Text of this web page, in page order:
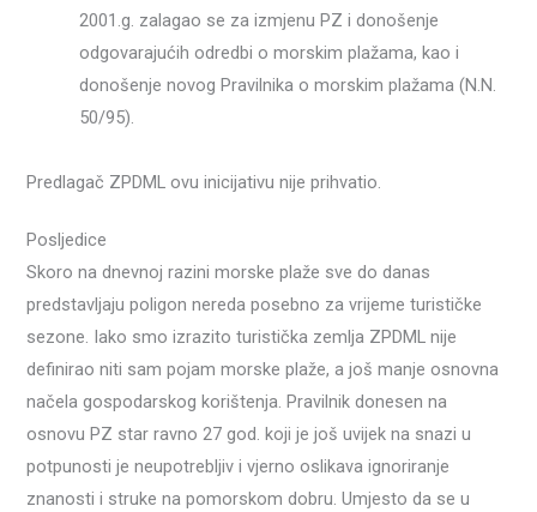
2001.g. zalagao se za izmjenu PZ i donošenje
odgovarajućih odredbi o morskim plažama, kao i
donošenje novog Pravilnika o morskim plažama (N.N.
50/95).
Predlagač ZPDML ovu inicijativu nije prihvatio.
Posljedice
Skoro na dnevnoj razini morske plaže sve do danas
predstavljaju poligon nereda posebno za vrijeme turističke
sezone. Iako smo izrazito turistička zemlja ZPDML nije
definirao niti sam pojam morske plaže, a još manje osnovna
načela gospodarskog korištenja. Pravilnik donesen na
osnovu PZ star ravno 27 god. koji je još uvijek na snazi u
potpunosti je neupotrebljiv i vjerno oslikava ignoriranje
znanosti i struke na pomorskom dobru. Umjesto da se u